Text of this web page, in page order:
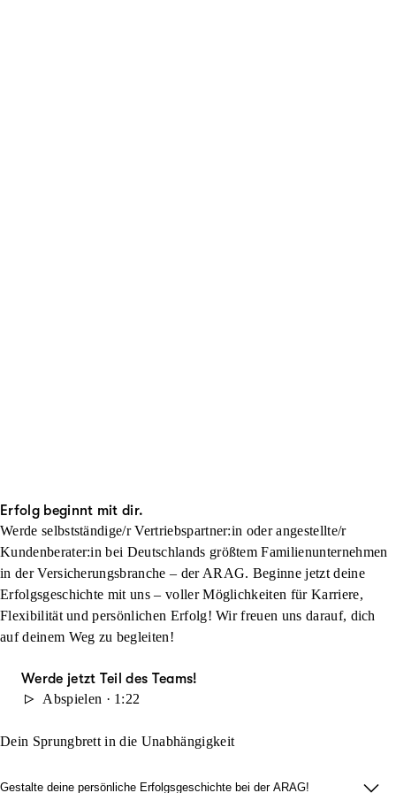
Erfolg beginnt mit dir.
Werde selbstständige/r Vertriebspartner:in oder angestellte/r
Kundenberater:in bei Deutschlands größtem Familienunternehmen
in der Versicherungsbranche – der ARAG. Beginne jetzt deine
Erfolgsgeschichte mit uns – voller Möglichkeiten für Karriere,
Flexibilität und persönlichen Erfolg! Wir freuen uns darauf, dich
auf deinem Weg zu begleiten!
Werde jetzt Teil des Teams!
Abspielen · 1:22
Dein Sprungbrett in die Unabhängigkeit
Gestalte deine persönliche Erfolgsgeschichte bei der ARAG!